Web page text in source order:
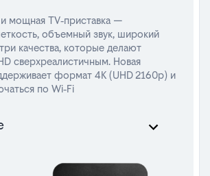
мощная TV‑приставка —
объемный звук, широкий
качества, которые делают
сверхреалистичным. Новая
формат 4K (UHD 2160p) и
по Wi‑Fi